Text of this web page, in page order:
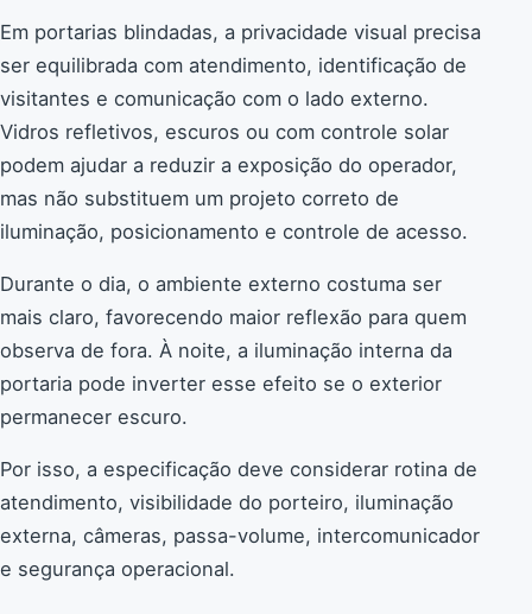
Em portarias blindadas, a privacidade visual precisa
ser equilibrada com atendimento, identificação de
visitantes e comunicação com o lado externo.
Vidros refletivos, escuros ou com controle solar
podem ajudar a reduzir a exposição do operador,
mas não substituem um projeto correto de
iluminação, posicionamento e controle de acesso.
Durante o dia, o ambiente externo costuma ser
mais claro, favorecendo maior reflexão para quem
observa de fora. À noite, a iluminação interna da
portaria pode inverter esse efeito se o exterior
permanecer escuro.
Por isso, a especificação deve considerar rotina de
atendimento, visibilidade do porteiro, iluminação
externa, câmeras, passa-volume, intercomunicador
e segurança operacional.